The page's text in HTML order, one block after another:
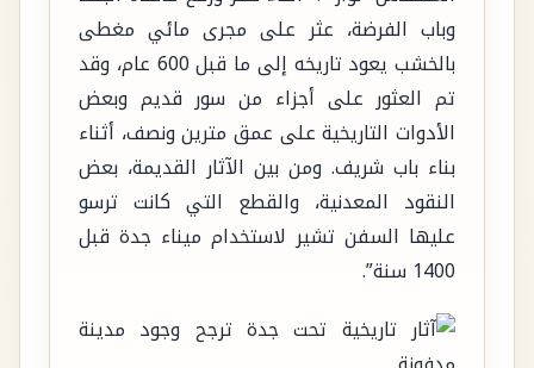
وباب الفرضة، عثر على مجرى مائي مغطى
بالخشب يعود تاريخه إلى ما قبل 600 عام، وقد
تم العثور على أجزاء من سور قديم وبعض
الأدوات التاريخية على عمق مترين ونصف، أثناء
بناء باب شريف. ومن بين الآثار القديمة، بعض
النقود المعدنية، والقطع التي كانت ترسو
عليها السفن تشير لاستخدام ميناء جدة قبل
1400 سنة”.